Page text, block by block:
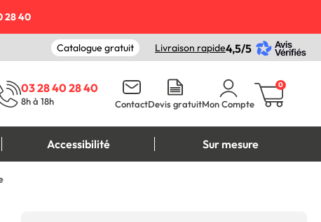
28 40
Catalogue gratuit Livraison rapide4,5/5
03 28 40 28 40
8h à 18h ContactDevis gratuitMon Compte
0
Accessibilité Sur mesure